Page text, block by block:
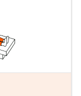
る月もお支払いし
通じて